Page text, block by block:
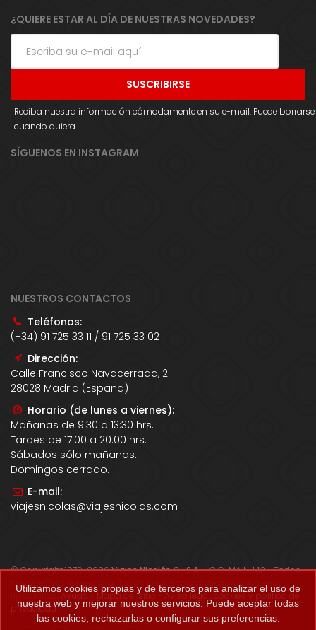
¿QUIERE ESTAR AL DÍA DE NUESTRAS NOVEDADES?
Reciba nuestra información cómodamente en su e-mail. Puede borrarse
cuando quiera.
SÍGUENOS EN INSTAGRAM
NUESTROS CONTACTOS
Teléfonos:
(+34) 91 725 33 11 / 91 725 33 02
Dirección:
Calle Francisco Navacerrada, 2
28028 Madrid (España)
Horario (de lunes a viernes):
Mañanas de 9:30 a 13:30 hrs.
Tardes de 17:00 a 20:00 hrs.
Sábados sólo mañanas.
Domingos cerrado.
E-mail:
viajesnicolas@viajesnicolas.com
© Copyright 1979-2026Viajes Nicolás G., S.A.- CIC-MA N. 143 - Todos
los derechos reservados. Todos los precios correctos salvo error
tipográfico. Ayuda-Mapa del sitio -Aviso legal, cookies y política de
privacidad.
Utilizamos cookies propias y de terceros para analizar el uso de
nuestra web y mejorar nuestros servicios. Puede aceptar todas
las cookies, rechazarlas o configurar sus preferencias.